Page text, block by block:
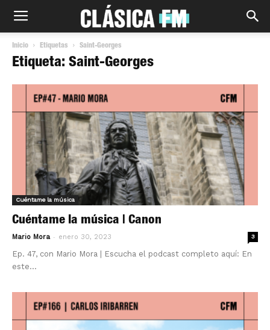
Inicio Etiquetas Saint-Georges
Etiqueta: Saint-Georges
Cuéntame la música
Cuéntame la música | Canon
Mario Mora - enero 30, 2023 3
Ep. 47, con Mario Mora | Escucha el podcast completo aquí: En
este...